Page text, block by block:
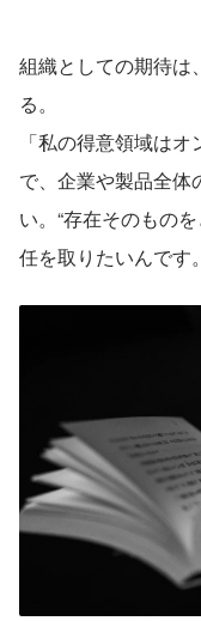
組織としての期待は
る。
「私の得意領域は
で、企業や製品全体
い。“存在そのもの
任を取りたいんです